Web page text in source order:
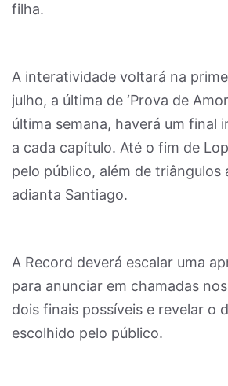
filha.
A interatividade voltará na
julho, a última de ‘Prova de
última semana, haverá um final
a cada capítulo. Até o fim de
pelo público, além de triângulos
adianta Santiago.
A Record deverá escalar uma
para anunciar em chamadas
dois finais possíveis e revelar o
escolhido pelo público.